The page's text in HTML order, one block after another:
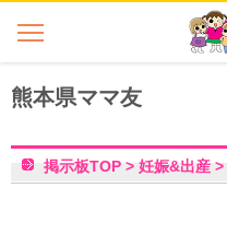
熊本県ママ友
掲示板TOP > 妊娠&出産 >